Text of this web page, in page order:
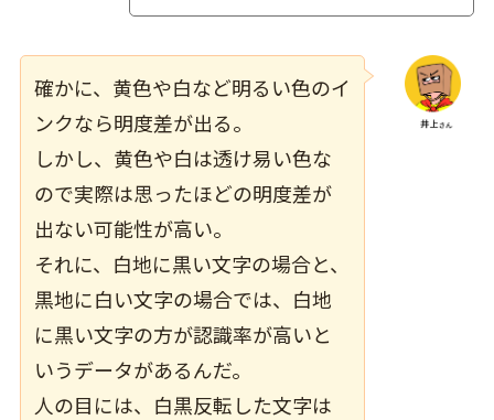
確かに、黄色や白など明るい色のイ
ンクなら明度差が出る。
しかし、黄色や白は透け易い色な
ので実際は思ったほどの明度差が
出ない可能性が高い。
それに、白地に黒い文字の場合と、
黒地に白い文字の場合では、白地
に黒い文字の方が認識率が高いと
いうデータがあるんだ。
人の目には、白黒反転した文字は